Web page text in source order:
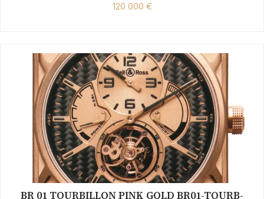
120 000 €
BR 01 TOURBILLON PINK GOLD BR01-TOURB-